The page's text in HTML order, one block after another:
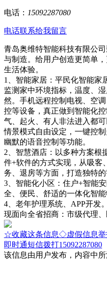
电话： 15092287080
电话联系给我留言
青岛奥维特智能科技有限公
与制造。给用户创造更简单
生活体验。
1、智能家居：平民化智能家
监测家中环境指标，温度、
然。手机远程控制电视、空
控等设备，真正做到智能化
气、起火、有人非法进入都
情景模式自由设定，一键控
幽默的语音控制等功能。
2、智慧酒店：以多种方案根
件+软件的方式实现，从吸客
务、退房等方面，打造独特的
3、智能化小区：住户+智能
全、便民、舒适的一体化智能
4、老年护理系统、APP开发。
现面向全省招商：市级代理、
☆收藏这条信息◇虚假信息举
即时通短信拨打15092287080
该信息由用户发布，内容中